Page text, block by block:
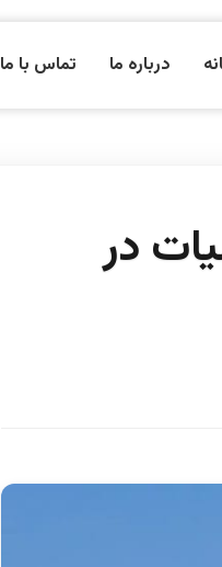
درباره ما تماس با ما
در